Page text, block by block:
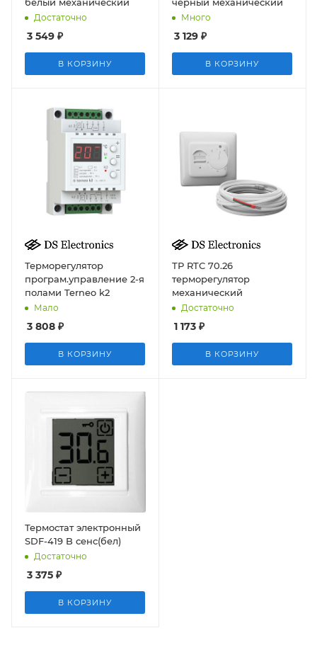
белый механический
Достаточно
3 549 ₽
В КОРЗИНУ
черный механический
Много
3 129 ₽
В КОРЗИНУ
Терморегулятор
програм.управление 2-я
полами Terneo k2
Мало
3 808 ₽
В КОРЗИНУ
ТР RTC 70.26
терморегулятор
механический
Достаточно
1 173 ₽
В КОРЗИНУ
Термостат электронный
SDF-419 B сенс(бел)
Достаточно
3 375 ₽
В КОРЗИНУ